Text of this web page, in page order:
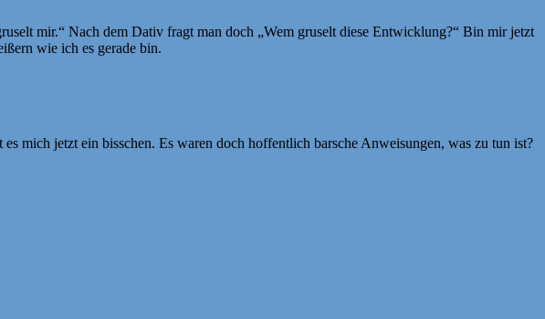
mir.“ Nach dem Dativ fragt man doch „Wem gruselt diese Entwicklung?“ Bin mir jetzt
wie ich es gerade bin.
mich jetzt ein bisschen. Es waren doch hoffentlich barsche Anweisungen, was zu tun ist?